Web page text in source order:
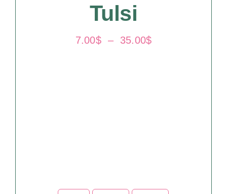
Tulsi
7.00$ – 35.00$Plage